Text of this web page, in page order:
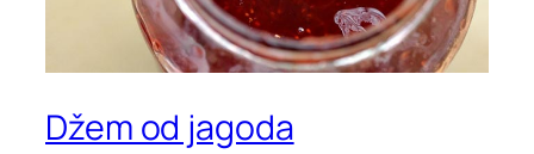
Džem od jagoda